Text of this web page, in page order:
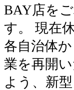
BAY店を
す。 現在
各自治体
業を再開
よう、新